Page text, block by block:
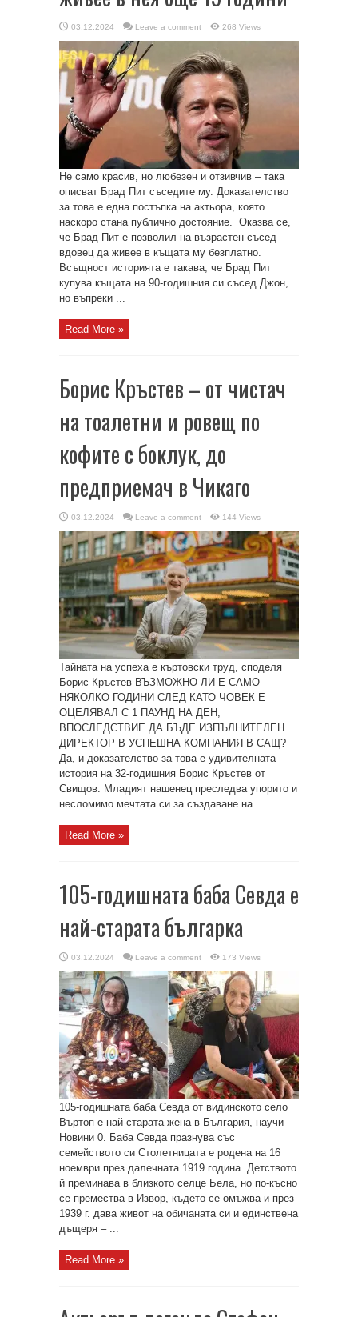
03.12.2024 Leave a comment 268 Views
Не само красив, но любезен и отзивчив – така
описват Брад Пит съседите му. Доказателство
за това е една постъпка на актьора, която
наскоро стана публично достояние. Оказва се,
че Брад Пит е позволил на възрастен съсед
вдовец да живее в къщата му безплатно.
Всъщност историята е такава, че Брад Пит
купува къщата на 90-годишния си съсед Джон,
но въпреки ...
Read More »
Борис Кръстев – от чистач
на тоалетни и ровещ по
кофите с боклук, до
предприемач в Чикаго
03.12.2024 Leave a comment 144 Views
Тайната на успеха е къртовски труд, споделя
Борис Кръстев ВЪЗМОЖНО ЛИ Е САМО
НЯКОЛКО ГОДИНИ СЛЕД КАТО ЧОВЕК Е
ОЦЕЛЯВАЛ С 1 ПАУНД НА ДЕН,
ВПОСЛЕДСТВИЕ ДА БЪДЕ ИЗПЪЛНИТЕЛЕН
ДИРЕКТОР В УСПЕШНА КОМПАНИЯ В САЩ?
Да, и доказателство за това е удивителната
история на 32-годишния Борис Кръстев от
Свищов. Младият нашенец преследва упорито и
несломимо мечтата си за създаване на ...
Read More »
105-годишната баба Севда е
най-старата българка
03.12.2024 Leave a comment 173 Views
105-годишната баба Севда от видинското село
Въртоп е най-старата жена в България, научи
Новини 0. Баба Севда празнува със
семейството си Столетницата е родена на 16
ноември през далечната 1919 година. Детството
й преминава в близкото селце Бела, но по-късно
се премества в Извор, където се омъжва и през
1939 г. дава живот на обичаната си и единствена
дъщеря – ...
Read More »